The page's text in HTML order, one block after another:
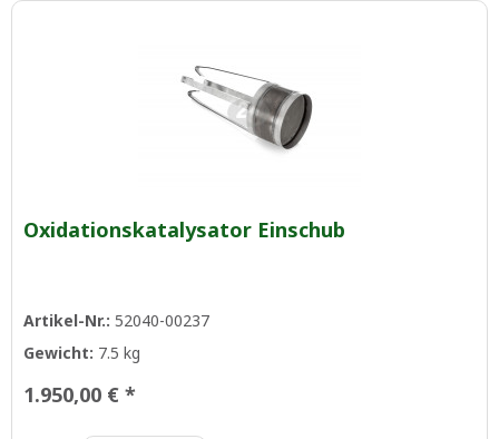
Oxidationskatalysator Einschub
Artikel-Nr.:52040-00237
Gewicht: 7.5 kg
1.950,00 € *